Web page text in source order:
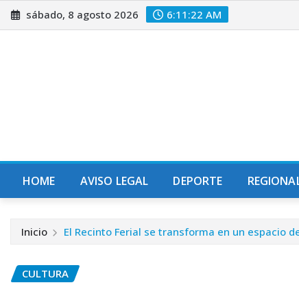
Saltar
al
sábado, 8 agosto 2026 6:11:23 AM
HOME AVISO LEGAL DEPORTE
Inicio El Recinto Ferial se transforma en un espacio
CULTURA